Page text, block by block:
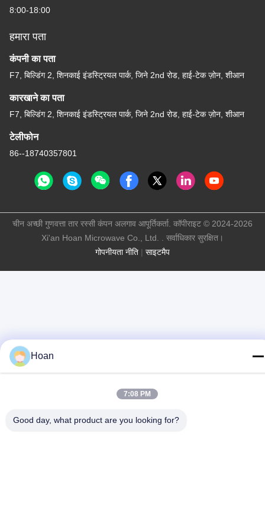
8:00-18:00
हमारा पता
कंपनी का पता
F7, बिल्डिंग 2, शिनकाई इंडस्ट्रियल पार्क, जिने 2nd रोड, हाई-टेक ज़ोन, शीआन
कारखाने का पता
F7, बिल्डिंग 2, शिनकाई इंडस्ट्रियल पार्क, जिने 2nd रोड, हाई-टेक ज़ोन, शीआन
टेलीफोन
86--18740357801
गोपनीयता नीति | साइटमैप
चीन अच्छी गुणवत्ता तार रस्सी कंपन अलगाव आपूर्तिकर्ता. कॉपीराइट © 2024-2026
Xi'an Hoan Microwave Co., Ltd. . सर्वाधिकार सुरक्षित।
Hoan
7:08 PM
Good day, what product are you looking for?